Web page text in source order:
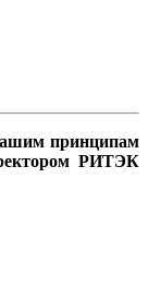
принципам
РИТЭК